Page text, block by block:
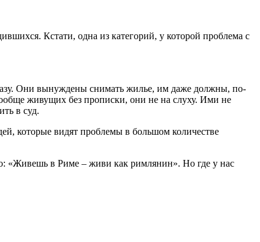
Кстати, одна из категорий, у которой проблема с
Они вынуждены снимать жилье, им даже должны, по-
живущих без прописки, они не на слуху. Ими не
в суд.
которые видят проблемы в большом количестве
«Живешь в Риме – живи как римлянин». Но где у нас